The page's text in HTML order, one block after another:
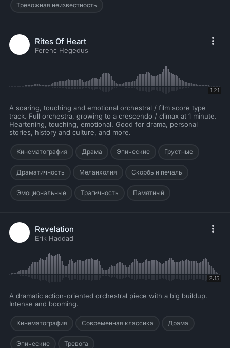
Тревожная неизвестность
Rites Of Heart
Ferenc Hegedus
1:21
A soaring, touching and emotional orchestral / film score type
track. Full orchestra, growing to a crescendo / climax at 1 minute.
Heartening, touching, emotional. Good for drama, personal
stories, history and culture, and more.
Кинематография Драма Эпические Грустные
Драматичность Меланхолия Скорбь и печаль
Эмоциональные Трагичность Памятный
Revelation
Erik Haddad
2:15
A dramatic action-oriented orchestral piece with a big buildup.
Intense and booming.
Кинематография Современная классика Драма
Эпические Тревога